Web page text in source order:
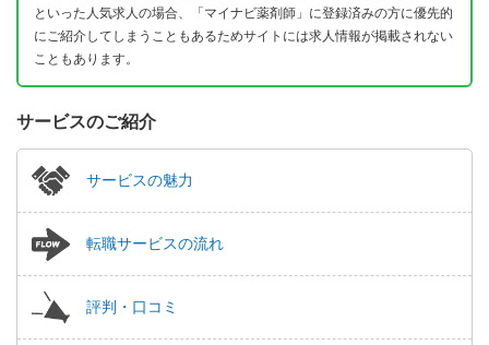
といった人気求人の場合、「マイナビ薬剤師」に登録済みの方に優先的
にご紹介してしまうこともあるためサイトには求人情報が掲載されない
こともあります。
サービスのご紹介
サービスの魅力
転職サービスの流れ
評判・口コミ